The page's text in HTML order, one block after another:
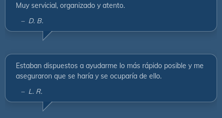
Muy servicial, organizado y atento.
– D. B.
Estaban dispuestos a ayudarme lo más rápido posible y me
aseguraron que se haría y se ocuparía de ello.
– L. R.